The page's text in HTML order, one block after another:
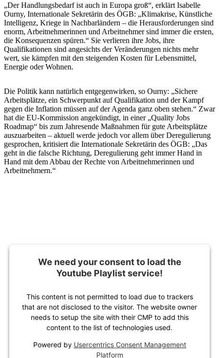
„Der Handlungsbedarf ist auch in Europa groß“, erklärt Isabelle
Ourny, Internationale Sekretärin des ÖGB: „Klimakrise, Künstliche
Intelligenz, Kriege in Nachbarländern – die Herausforderungen sind
enorm, Arbeitnehmerinnen und Arbeitnehmer sind immer die ersten,
die Konsequenzen spüren.“ Sie verlieren ihre Jobs, ihre
Qualifikationen sind angesichts der Veränderungen nichts mehr
wert, sie kämpfen mit den steigenden Kosten für Lebensmittel,
Energie oder Wohnen.
Die Politik kann natürlich entgegenwirken, so Ourny: „Sichere
Arbeitsplätze, ein Schwerpunkt auf Qualifikation und der Kampf
gegen die Inflation müssen auf der Agenda ganz oben stehen.“ Zwar
hat die EU-Kommission angekündigt, in einer „Quality Jobs
Roadmap“ bis zum Jahresende Maßnahmen für gute Arbeitsplätze
auszuarbeiten – aktuell werde jedoch vor allem über Deregulierung
gesprochen, kritisiert die Internationale Sekretärin des ÖGB: „Das
geht in die falsche Richtung, Deregulierung geht immer Hand in
Hand mit dem Abbau der Rechte von Arbeitnehmerinnen und
Arbeitnehmern.“
We need your consent to load the
Youtube Playlist service!
This content is not permitted to load due to trackers
that are not disclosed to the visitor. The website owner
needs to setup the site with their CMP to add this
content to the list of technologies used.
Powered by Usercentrics Consent Management
Platform